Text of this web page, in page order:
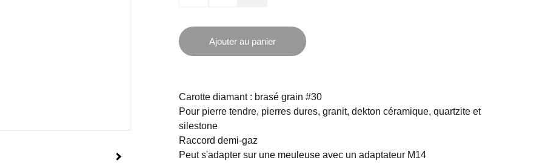
Ajouter au panier
Carotte diamant : brasé grain #30
Pour pierre tendre, pierres dures, granit, dekton céramique, quartzite et
silestone
Raccord demi-gaz
Peut s'adapter sur une meuleuse avec un adaptateur M14